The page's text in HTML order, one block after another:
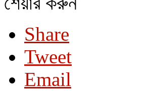
Share
Tweet
Email